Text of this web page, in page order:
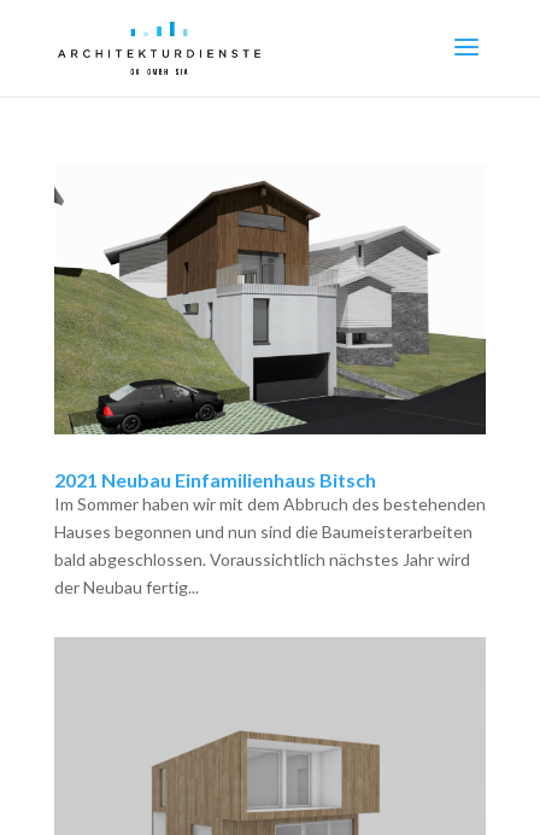
2021 Neubau Einfamilienhaus Bitsch
Im Sommer haben wir mit dem Abbruch des bestehenden
Hauses begonnen und nun sind die Baumeisterarbeiten
bald abgeschlossen. Voraussichtlich nächstes Jahr wird
der Neubau fertig...